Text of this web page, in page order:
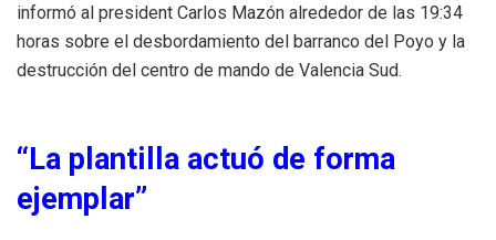
informó al president Carlos Mazón alrededor de las 19:34
horas sobre el desbordamiento del barranco del Poyo y la
destrucción del centro de mando de Valencia Sud.
“La plantilla actuó de forma
ejemplar”